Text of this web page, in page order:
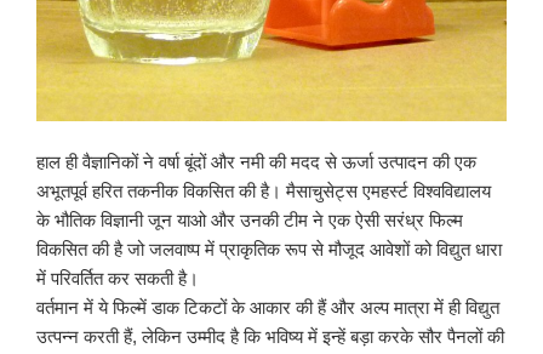
हाल ही वैज्ञानिकों ने वर्षा बूंदों और नमी की मदद से ऊर्जा उत्पादन की एक
अभूतपूर्व हरित तकनीक विकसित की है। मैसाचुसेट्स एमहर्स्ट विश्वविद्यालय
के भौतिक विज्ञानी जून याओ और उनकी टीम ने एक ऐसी सरंध्र फिल्म
विकसित की है जो जलवाष्प में प्राकृतिक रूप से मौजूद आवेशों को विद्युत धारा
में परिवर्तित कर सकती है।
वर्तमान में ये फिल्में डाक टिकटों के आकार की हैं और अल्प मात्रा में ही विद्युत
उत्पन्न करती हैं, लेकिन उम्मीद है कि भविष्य में इन्हें बड़ा करके सौर पैनलों की